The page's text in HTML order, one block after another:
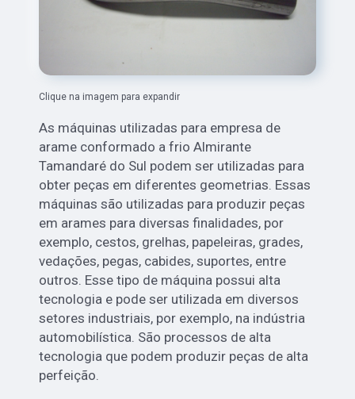
Clique na imagem para expandir
As máquinas utilizadas para empresa de
arame conformado a frio Almirante
Tamandaré do Sul podem ser utilizadas para
obter peças em diferentes geometrias. Essas
máquinas são utilizadas para produzir peças
em arames para diversas finalidades, por
exemplo, cestos, grelhas, papeleiras, grades,
vedações, pegas, cabides, suportes, entre
outros. Esse tipo de máquina possui alta
tecnologia e pode ser utilizada em diversos
setores industriais, por exemplo, na indústria
automobilística. São processos de alta
tecnologia que podem produzir peças de alta
perfeição.